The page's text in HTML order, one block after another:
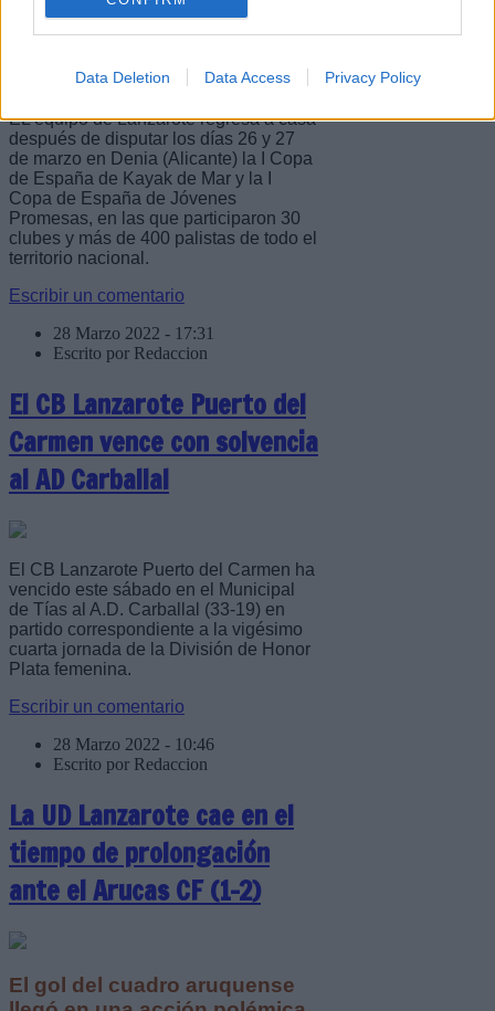
Data Deletion Data Access Privacy Policy
Promesas
EL equipo de Lanzarote regresa a casa
después de disputar los días 26 y 27
de marzo en Denia (Alicante) la I Copa
de España de Kayak de Mar y la I
Copa de España de Jóvenes
Promesas, en las que participaron 30
clubes y más de 400 palistas de todo el
territorio nacional.
Escribir un comentario
28 Marzo 2022 - 17:31
Escrito por Redaccion
El CB Lanzarote Puerto del
Carmen vence con solvencia
al AD Carballal
El CB Lanzarote Puerto del Carmen ha
vencido este sábado en el Municipal
de Tías al A.D. Carballal (33-19) en
partido correspondiente a la vigésimo
cuarta jornada de la División de Honor
Plata femenina.
Escribir un comentario
28 Marzo 2022 - 10:46
Escrito por Redaccion
La UD Lanzarote cae en el
tiempo de prolongación
ante el Arucas CF (1-2)
El gol del cuadro aruquense